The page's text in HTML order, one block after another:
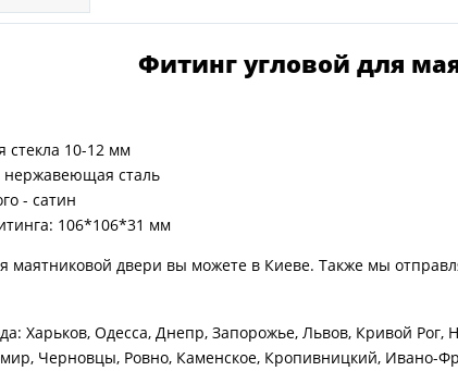
Фитинг угловой для
стекла 10-12 мм
сталь
- сатин
106*106*31 мм
маятниковой двери вы можете в Киеве. Также мы
Харьков, Одесса, Днепр, Запорожье, Львов, Кривой
Черновцы, Ровно, Каменское, Кропивницкий, Ивано-